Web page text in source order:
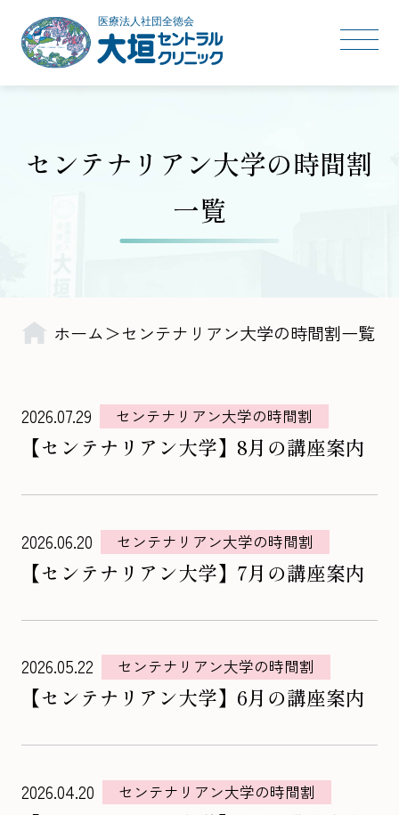
センテナリアン大学の時間割
一覧
ホーム センテナリアン大学の時間割一覧
2026.07.29 センテナリアン大学の時間割
【センテナリアン大学】8月の講座案内
2026.06.20 センテナリアン大学の時間割
【センテナリアン大学】7月の講座案内
2026.05.22 センテナリアン大学の時間割
【センテナリアン大学】6月の講座案内
2026.04.20 センテナリアン大学の時間割